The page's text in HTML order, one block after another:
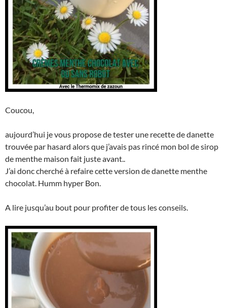
Coucou,
aujourd’hui je vous propose de tester une recette de danette
trouvée par hasard alors que j’avais pas rincé mon bol de sirop
de menthe maison fait juste avant..
J’ai donc cherché à refaire cette version de danette menthe
chocolat. Humm hyper Bon.
A lire jusqu’au bout pour profiter de tous les conseils.